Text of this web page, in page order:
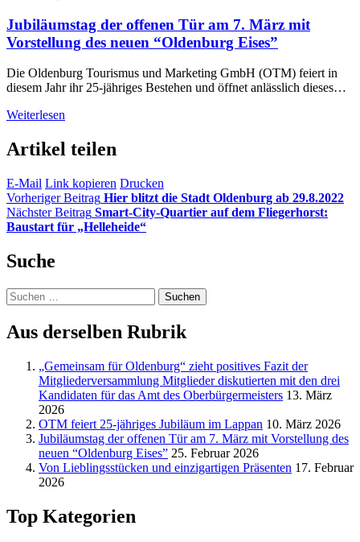
Jubiläumstag der offenen Tür am 7. März mit
Vorstellung des neuen “Oldenburg Eises”
Die Oldenburg Tourismus und Marketing GmbH (OTM) feiert in
diesem Jahr ihr 25-jähriges Bestehen und öffnet anlässlich dieses…
Weiterlesen
Artikel teilen
E-Mail Link kopieren Drucken
Vorheriger Beitrag Hier blitzt die Stadt Oldenburg ab 29.8.2022
Nächster Beitrag Smart-City-Quartier auf dem Fliegerhorst:
Baustart für „Helleheide“
Suche
Suchen
nach:
Aus derselben Rubrik
„Gemeinsam für Oldenburg“ zieht positives Fazit der
Mitgliederversammlung Mitglieder diskutierten mit den drei
Kandidaten für das Amt des Oberbürgermeisters 13. März
2026
OTM feiert 25-jähriges Jubiläum im Lappan 10. März 2026
Jubiläumstag der offenen Tür am 7. März mit Vorstellung des
neuen “Oldenburg Eises” 25. Februar 2026
Von Lieblingsstücken und einzigartigen Präsenten 17. Februar
2026
Top Kategorien